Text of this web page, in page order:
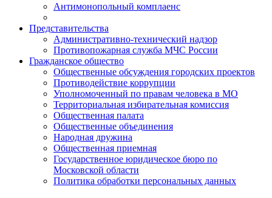
Антимонопольный комплаенс
Представительства
Административно-технический надзор
Противопожарная служба МЧС России
Гражданское общество
Общественные обсуждения городских проектов
Противодействие коррупции
Уполномоченный по правам человека в МО
Территориальная избирательная комиссия
Общественная палата
Общественные объединения
Народная дружина
Общественная приемная
Государственное юридическое бюро по
Московской области
Политика обработки персональных данных